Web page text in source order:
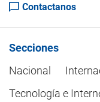
Contactanos
Secciones
Nacional
Tecnología e